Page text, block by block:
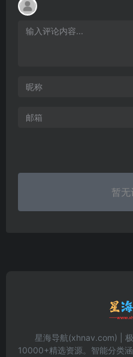
暂无
星海导航(xhnav.com) |
10000+精选资源。智能分类